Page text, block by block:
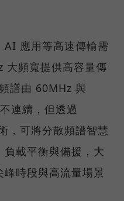
AI 應用等高速傳輸需
大頻寬提供高容量傳
譜由 60MHz 與
連續，但透過
，可將分散頻譜智慧
載平衡與備援，大
時段與高流量場景